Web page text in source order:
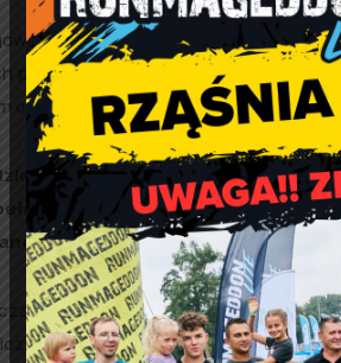
mogą w czasie wykonywania
przy pomocy przyłbicy, jeżeli
obiekcie są oddzielone od klientów
do ukończenia czwartego roku
intelektualnej w
okazanie orzeczenia lub
sprawowania kultu religijnego.
a także funkcjonariuszy Służby